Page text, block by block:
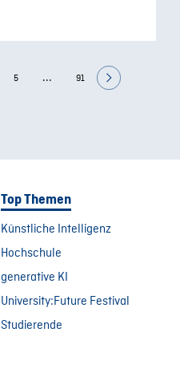
5 ... 91
Top Themen
Künstliche Intelligenz
Hochschule
generative KI
University:Future Festival
Studierende